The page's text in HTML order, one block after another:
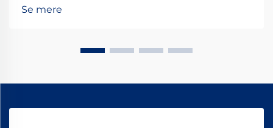
materialer for at forbedre ydeevnen på måder, som
Se mere